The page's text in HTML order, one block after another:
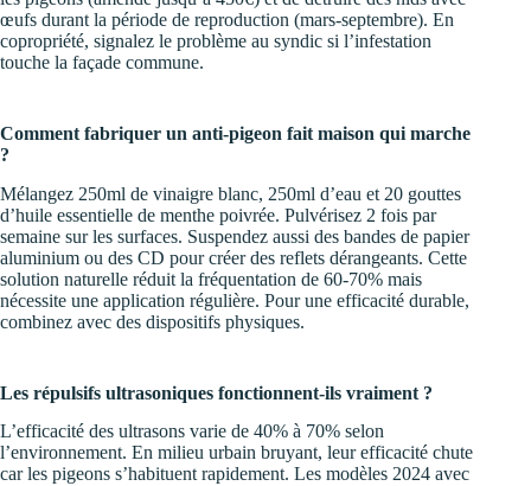
œufs durant la période de reproduction (mars-septembre). En
copropriété, signalez le problème au syndic si l’infestation
touche la façade commune.
Comment fabriquer un anti-pigeon fait maison qui marche
?
Mélangez 250ml de vinaigre blanc, 250ml d’eau et 20 gouttes
d’huile essentielle de menthe poivrée. Pulvérisez 2 fois par
semaine sur les surfaces. Suspendez aussi des bandes de papier
aluminium ou des CD pour créer des reflets dérangeants. Cette
solution naturelle réduit la fréquentation de 60-70% mais
nécessite une application régulière. Pour une efficacité durable,
combinez avec des dispositifs physiques.
Les répulsifs ultrasoniques fonctionnent-ils vraiment ?
L’efficacité des ultrasons varie de 40% à 70% selon
l’environnement. En milieu urbain bruyant, leur efficacité chute
car les pigeons s’habituent rapidement. Les modèles 2024 avec